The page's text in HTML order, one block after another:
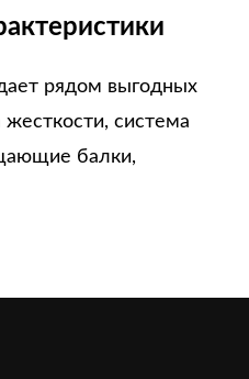
рядом выгодных
жесткости, система
балки,